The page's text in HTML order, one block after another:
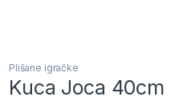
Plišane igračke
Kuca Joca 40cm